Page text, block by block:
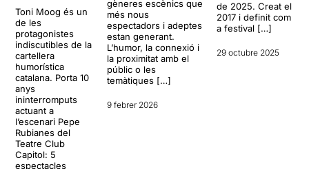
Toni Moog és un
de les
protagonistes
indiscutibles de la
cartellera
humorística
catalana. Porta 10
anys
ininterromputs
actuant a
l’escenari Pepe
Rubianes del
Teatre Club
Capitol: 5
espectacles
gèneres escènics que
més nous
espectadors i adeptes
estan generant.
L’humor, la connexió i
la proximitat amb el
públic o les
temàtiques […]
9 febrer 2026
de 2025. Creat el
2017 i definit com
a festival […]
29 octubre 2025